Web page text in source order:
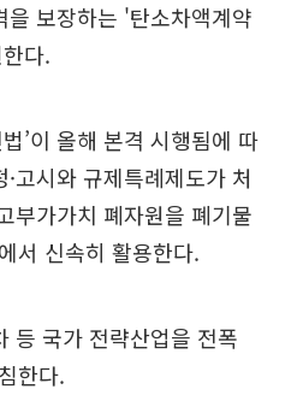
보장하는 '탄소차액계약
다.
’이 올해 본격 시행됨에 따
고시와 규제특례제도가 처
부가가치 폐자원을 폐기물
서 신속히 활용한다.
등 국가 전략산업을 전폭
한다.